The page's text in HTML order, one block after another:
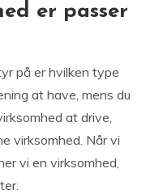
er passer
på er hvilken type
at have, mens du
at drive,
virksomhed. Når vi
vi en virksomhed,